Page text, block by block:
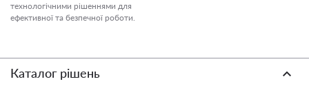
технологічними рішеннями для
ефективної та безпечної роботи.
Каталог рішень